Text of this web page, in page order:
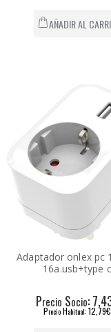
AÑADIR AL
Adaptador onlex pc
16a.usb+type c
Precio Socio:
Precio Habitual: 12,79€